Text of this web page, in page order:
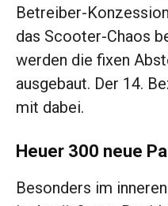
Betreiber-
das Scooter-Chaos
werden die fixen
ausgebaut. Der 14.
mit dabei.
Heuer 300 neue
Besonders im